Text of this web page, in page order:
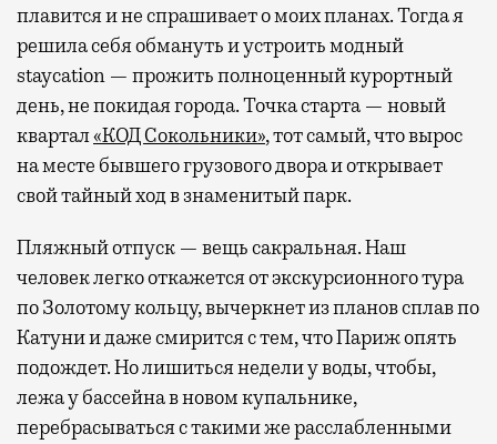
плавится и не спрашивает о моих планах. Тогда я
решила себя обмануть и устроить модный
staycation — прожить полноценный курортный
день, не покидая города. Точка старта — новый
квартал«КОД Сокольники», тот самый, что вырос
на месте бывшего грузового двора и открывает
свой тайный ход в знаменитый парк.
Пляжный отпуск — вещь сакральная. Наш
человек легко откажется от экскурсионного тура
по Золотому кольцу, вычеркнет из планов сплав по
Катуни и даже смирится с тем, что Париж опять
подождет. Но лишиться недели у воды, чтобы,
лежа у бассейна в новом купальнике,
перебрасываться с такими же расслабленными